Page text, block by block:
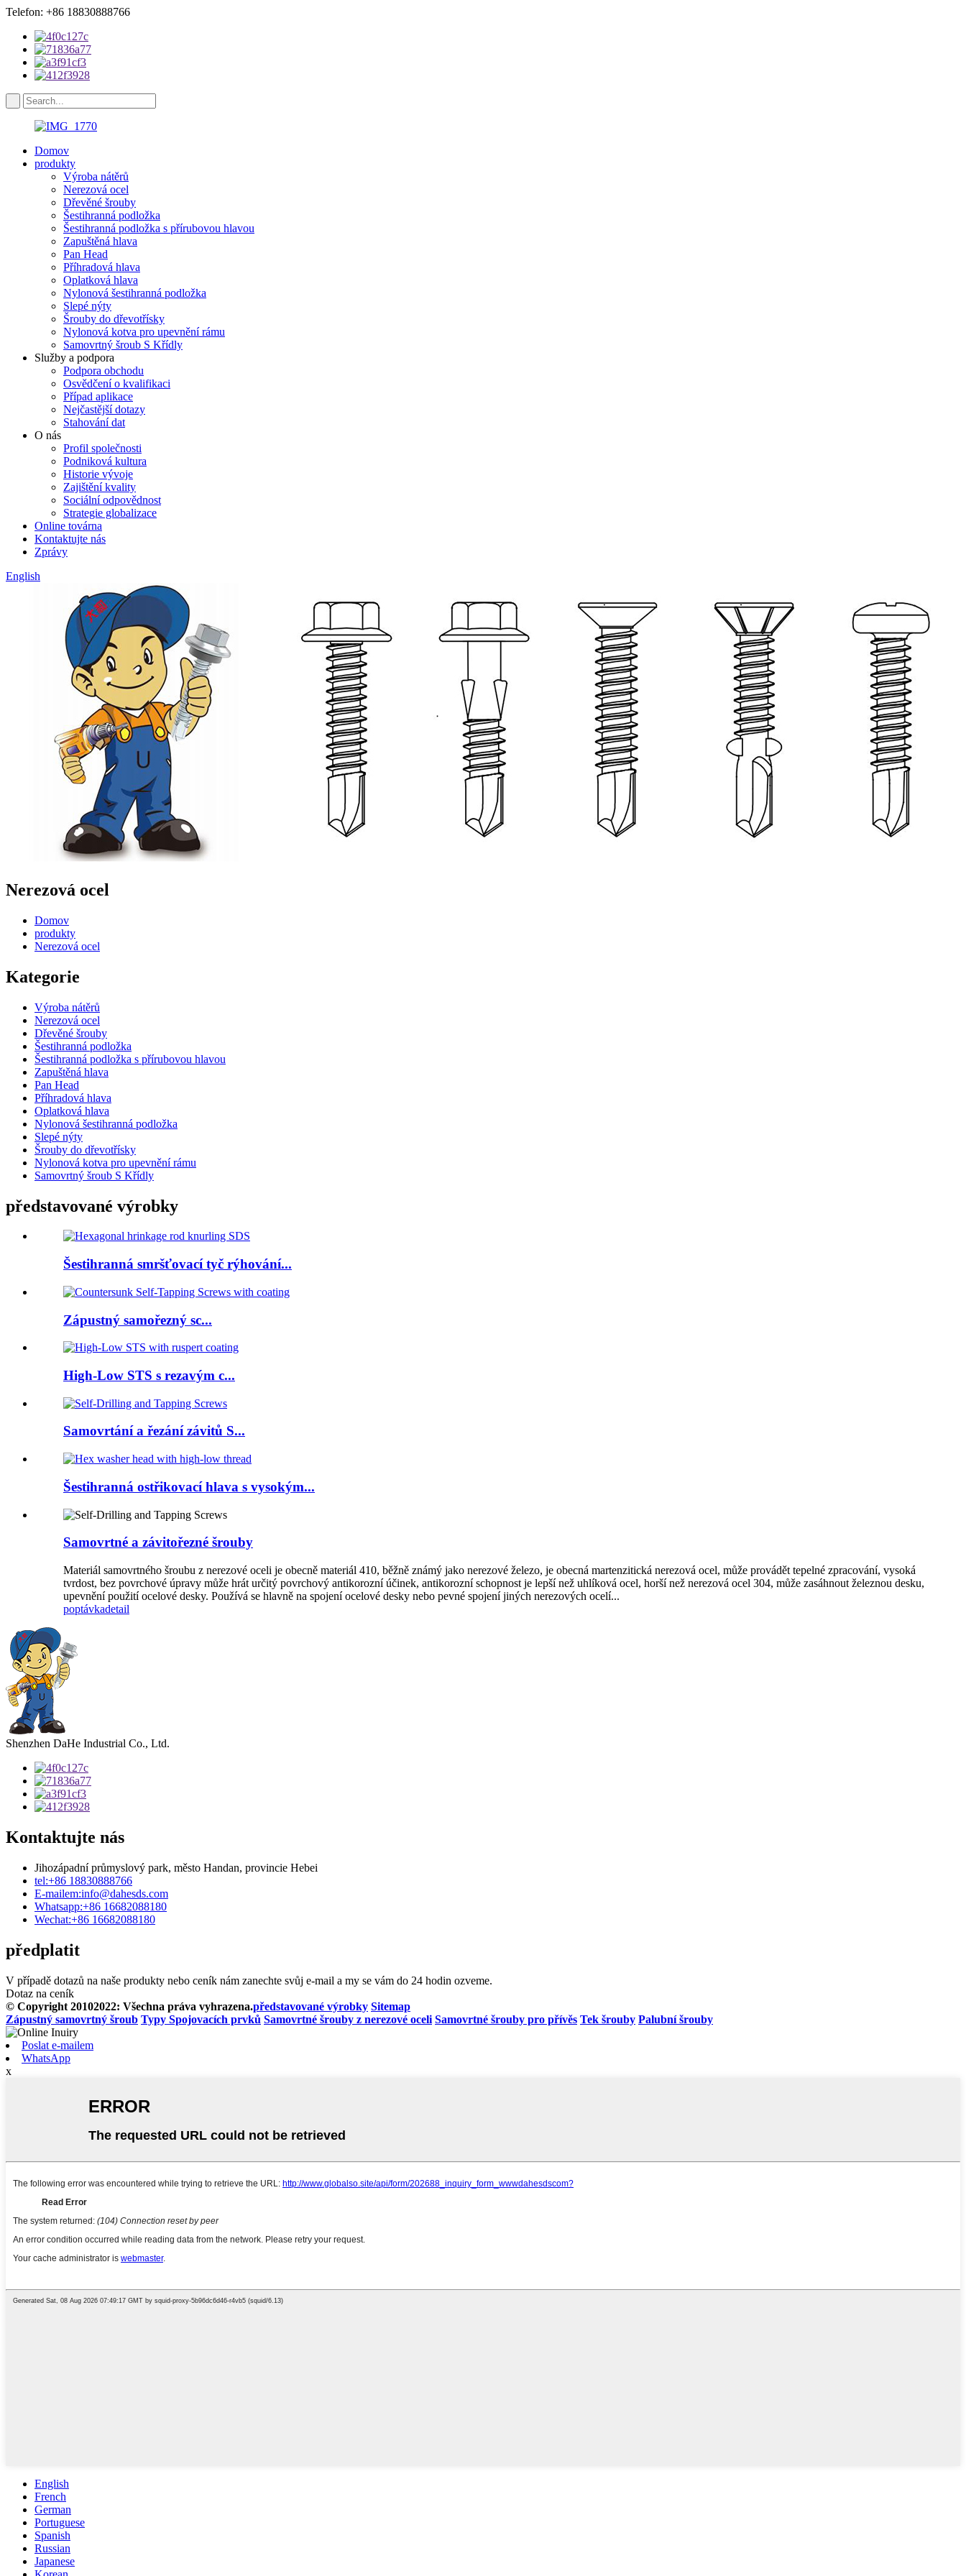
Telefon: +86 18830888766
Domov
produkty
Výroba nátěrů
Nerezová ocel
Dřevěné šrouby
Šestihranná podložka
Šestihranná podložka s přírubovou hlavou
Zapuštěná hlava
Pan Head
Příhradová hlava
Oplatková hlava
Nylonová šestihranná podložka
Slepé nýty
Šrouby do dřevotřísky
Nylonová kotva pro upevnění rámu
Samovrtný šroub S Křídly
Služby a podpora
Podpora obchodu
Osvědčení o kvalifikaci
Případ aplikace
Nejčastější dotazy
Stahování dat
O nás
Profil společnosti
Podniková kultura
Historie vývoje
Zajištění kvality
Sociální odpovědnost
Strategie globalizace
Online továrna
Kontaktujte nás
Zprávy
English
Nerezová ocel
Domov
produkty
Nerezová ocel
Kategorie
Výroba nátěrů
Nerezová ocel
Dřevěné šrouby
Šestihranná podložka
Šestihranná podložka s přírubovou hlavou
Zapuštěná hlava
Pan Head
Příhradová hlava
Oplatková hlava
Nylonová šestihranná podložka
Slepé nýty
Šrouby do dřevotřísky
Nylonová kotva pro upevnění rámu
Samovrtný šroub S Křídly
představované výrobky
Šestihranná smršťovací tyč rýhování...
Zápustný samořezný sc...
High-Low STS s rezavým c...
Samovrtání a řezání závitů S...
Šestihranná ostřikovací hlava s vysokým...
Samovrtné a závitořezné šrouby
Materiál samovrtného šroubu z nerezové oceli je obecně materiál 410, běžně známý jako nerezové železo, je obecná martenzitická nerezová ocel, může provádět tepelné zpracování, vysoká
tvrdost, bez povrchové úpravy může hrát určitý povrchový antikorozní účinek, antikorozní schopnost je lepší než uhlíková ocel, horší než nerezová ocel 304, může zasáhnout železnou desku,
upevnění použití ocelové desky. Používá se hlavně na spojení ocelové desky nebo pevné spojení jiných nerezových ocelí...
poptávkadetail
Shenzhen DaHe Industrial Co., Ltd.
Kontaktujte nás
Jihozápadní průmyslový park, město Handan, provincie Hebei
tel:+86 18830888766
E-mailem:info@dahesds.com
Whatsapp:+86 16682088180
Wechat:+86 16682088180
předplatit
V případě dotazů na naše produkty nebo ceník nám zanechte svůj e-mail a my se vám do 24 hodin ozveme.
Dotaz na ceník
© Copyright 20102022: Všechna práva vyhrazena.představované výrobky Sitemap
Zápustný samovrtný šroub Typy Spojovacích prvků Samovrtné šrouby z nerezové oceli Samovrtné šrouby pro přívěs Tek šrouby Palubní šrouby
Poslat e-mailem
WhatsApp
x
English
French
German
Portuguese
Spanish
Russian
Japanese